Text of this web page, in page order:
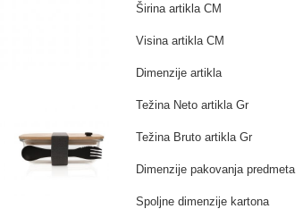
Širina artikla CM
Visina artikla CM
Dimenzije artikla
Težina Neto artikla Gr
Težina Bruto artikla Gr
Dimenzije pakovanja predmeta
Spoljne dimenzije kartona